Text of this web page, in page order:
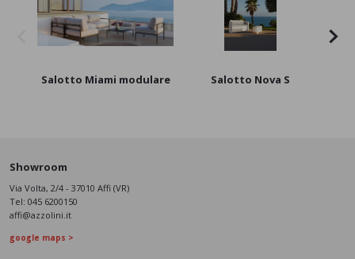
Salotto Miami modulare Salotto Nova S
Showroom
Via Volta, 2/4 - 37010 Affi (VR)
Tel: 045 6200150
affi@azzolini.it
google maps >